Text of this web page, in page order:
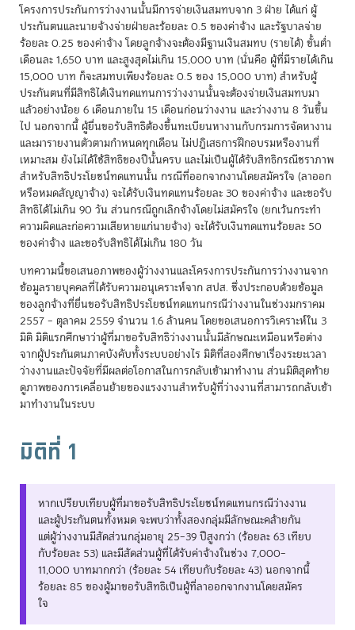
โครงการประกันการว่างงานนั้นมีการจ่ายเงินสมทบจาก 3 ฝ่าย ได้แก่ ผู้
ประกันตนและนายจ้างจ่ายฝ่ายละร้อยละ 0.5 ของค่าจ้าง และรัฐบาลจ่าย
ร้อยละ 0.25 ของค่าจ้าง โดยลูกจ้างจะต้องมีฐานเงินสมทบ (รายได้) ขั้นต่ำ
เดือนละ 1,650 บาท และสูงสุดไม่เกิน 15,000 บาท (นั่นคือ ผู้ที่มีรายได้เกิน
15,000 บาท ก็จะสมทบเพียงร้อยละ 0.5 ของ 15,000 บาท) สำหรับผู้
ประกันตนที่มีสิทธิได้เงินทดแทนการว่างงานนั้นจะต้องจ่ายเงินสมทบมา
แล้วอย่างน้อย 6 เดือนภายใน 15 เดือนก่อนว่างงาน และว่างงาน 8 วันขึ้น
ไป นอกจากนี้ ผู้ยื่นขอรับสิทธิต้องขึ้นทะเบียนหางานกับกรมการจัดหางาน
และมารายงานตัวตามกำหนดทุกเดือน ไม่ปฏิเสธการฝึกอบรมหรืองานที่
เหมาะสม ยังไม่ได้ใช้สิทธิของปีนั้นครบ และไม่เป็นผู้ได้รับสิทธิกรณีชราภาพ
สำหรับสิทธิประโยชน์ทดแทนนั้น กรณีที่ออกจากงานโดยสมัครใจ (ลาออก
หรือหมดสัญญาจ้าง) จะได้รับเงินทดแทนร้อยละ 30 ของค่าจ้าง และขอรับ
สิทธิได้ไม่เกิน 90 วัน ส่วนกรณีถูกเลิกจ้างโดยไม่สมัครใจ (ยกเว้นกระทำ
ความผิดและก่อความเสียหายแก่นายจ้าง) จะได้รับเงินทดแทนร้อยละ 50
ของค่าจ้าง และขอรับสิทธิได้ไม่เกิน 180 วัน
บทความนี้ขอเสนอภาพของผู้ว่างงานและโครงการประกันการว่างงานจาก
ข้อมูลรายบุคคลที่ได้รับความอนุเคราะห์จาก สปส. ซึ่งประกอบด้วยข้อมูล
ของลูกจ้างที่ยื่นขอรับสิทธิประโยชน์ทดแทนกรณีว่างงานในช่วงมกราคม
2557 – ตุลาคม 2559 จำนวน 1.6 ล้านคน โดยขอเสนอการวิเคราะห์ใน 3
มิติ มิติแรกศึกษาว่าผู้ที่มาขอรับสิทธิว่างงานนั้นมีลักษณะเหมือนหรือต่าง
จากผู้ประกันตนภาคบังคับทั้งระบบอย่างไร มิติที่สองศึกษาเรื่องระยะเวลา
ว่างงานและปัจจัยที่มีผลต่อโอกาสในการกลับเข้ามาทำงาน ส่วนมิติสุดท้าย
ดูภาพของการเคลื่อนย้ายของแรงงานสำหรับผู้ที่ว่างงานที่สามารถกลับเข้า
มาทำงานในระบบ
มิติที่ 1
หากเปรียบเทียบผู้ที่มาขอรับสิทธิประโยชน์ทดแทนกรณีว่างงาน
และผู้ประกันตนทั้งหมด จะพบว่าทั้งสองกลุ่มมีลักษณะคล้ายกัน
แต่ผู้ว่างงานมีสัดส่วนกลุ่มอายุ 25–39 ปีสูงกว่า (ร้อยละ 63 เทียบ
กับร้อยละ 53) และมีสัดส่วนผู้ที่ได้รับค่าจ้างในช่วง 7,000–
11,000 บาทมากกว่า (ร้อยละ 54 เทียบกับร้อยละ 43) นอกจากนี้
ร้อยละ 85 ของผู้มาขอรับสิทธิเป็นผู้ที่ลาออกจากงานโดยสมัคร
ใจ